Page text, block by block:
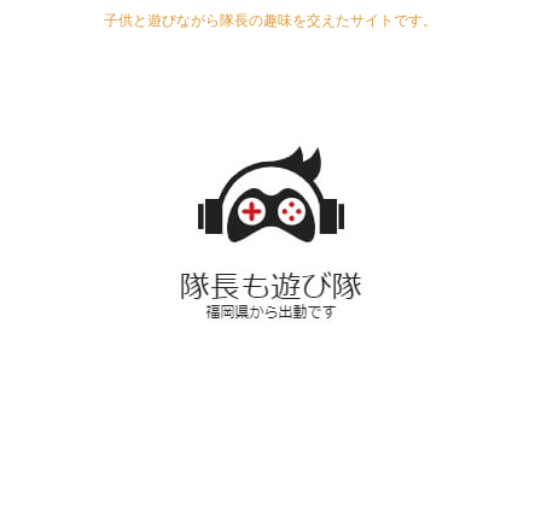
子供と遊びながら隊長の趣味を交えたサイトです。